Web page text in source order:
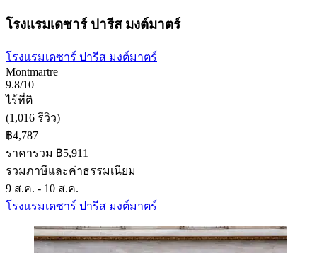
โรงแรมเดซาร์ ปารีส มงต์มาตร์
โรงแรมเดซาร์ ปารีส มงต์มาตร์
Montmartre
9.8/10
ไร้ที่ติ
(1,016 รีวิว)
฿4,787
ราคารวม ฿5,911
รวมภาษีและค่าธรรมเนียม
9 ส.ค. - 10 ส.ค.
โรงแรมเดซาร์ ปารีส มงต์มาตร์